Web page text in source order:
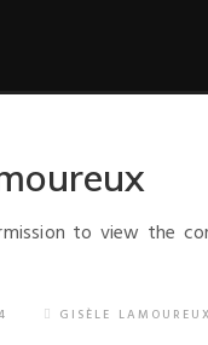
to view the
GISÈLE LAMOUREUX